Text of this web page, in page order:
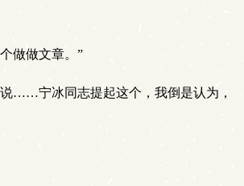
做做文章。”
……宁冰同志提起这个，我倒是认为，